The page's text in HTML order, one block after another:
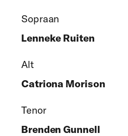
Sopraan
Lenneke Ruiten
Alt
Catriona Morison
Tenor
Brenden Gunnell